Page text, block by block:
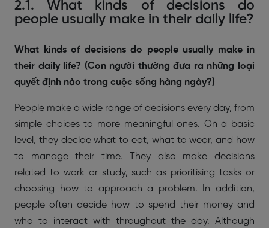
2.1. What kinds of decisions do
people usually make in their daily life?
What kinds of decisions do people usually make in
their daily life? (Con người thường đưa ra những loại
quyết định nào trong cuộc sống hàng ngày?)
People make a wide range of decisions every day, from
simple choices to more meaningful ones. On a basic
level, they decide what to eat, what to wear, and how
to manage their time. They also make decisions
related to work or study, such as prioritising tasks or
choosing how to approach a problem. In addition,
people often decide how to spend their money and
who to interact with throughout the day. Although